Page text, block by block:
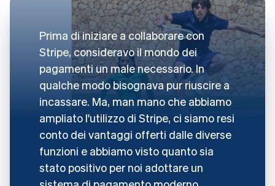
Prima di iniziare a collaborare con
Stripe, consideravo il mondo dei
pagamenti un male necessario. In
qualche modo bisognava pur riuscire a
incassare. Ma, man mano che abbiamo
ampliato l'utilizzo di Stripe, ci siamo resi
conto dei vantaggi offerti dalle diverse
funzioni e abbiamo visto quanto sia
stato positivo per noi adottare un